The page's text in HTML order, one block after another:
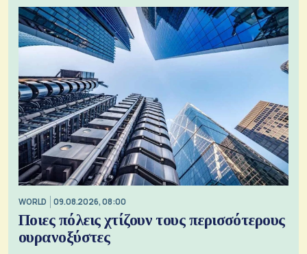
WORLD 09.08.2026, 08:00
Ποιες πόλεις χτίζουν τους περισσότερους
ουρανοξύστες